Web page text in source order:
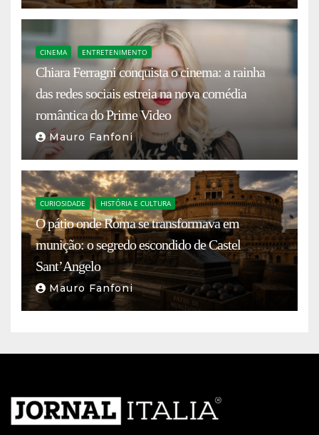
CINEMA ENTRETENIMENTO
Chiara Ferragni conquista o cinema: a rainha
das redes sociais estreia na nova comédia
romântica do Prime Video
Mauro Fanfoni
CURIOSIDADE HISTÓRIA E CULTURA
O pátio onde Roma se transformava em
munição: o segredo escondido de Castel
Sant’Angelo
Mauro Fanfoni